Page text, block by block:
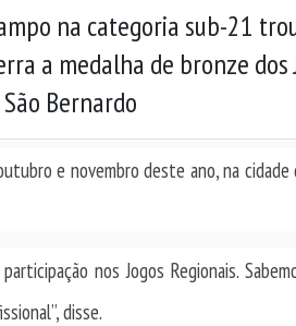
na categoria sub-21
a medalha de bronze dos
Bernardo
e novembro deste ano, na
nos Jogos Regionais.
disse.